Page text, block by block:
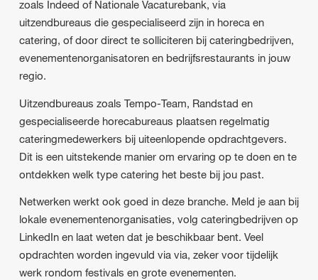
zoals Indeed of Nationale Vacaturebank, via
uitzendbureaus die gespecialiseerd zijn in horeca en
catering, of door direct te solliciteren bij cateringbedrijven,
evenementenorganisatoren en bedrijfsrestaurants in jouw
regio.
Uitzendbureaus zoals Tempo-Team, Randstad en
gespecialiseerde horecabureaus plaatsen regelmatig
cateringmedewerkers bij uiteenlopende opdrachtgevers.
Dit is een uitstekende manier om ervaring op te doen en te
ontdekken welk type catering het beste bij jou past.
Netwerken werkt ook goed in deze branche. Meld je aan bij
lokale evenementenorganisaties, volg cateringbedrijven op
LinkedIn en laat weten dat je beschikbaar bent. Veel
opdrachten worden ingevuld via via, zeker voor tijdelijk
werk rondom festivals en grote evenementen.